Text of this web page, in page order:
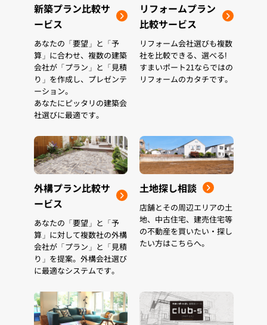
新築プラン比較サ
ービス
あなたの「要望」と「予
算」に合わせ、複数の建築
会社が「プラン」と「見積
り」を作成し、プレゼンテ
ーション。
あなたにピッタリの建築会
社選びに最適です。
リフォームプラン
比較サービス
リフォーム会社選びも複数
社を比較できる、選べる!
すまいポート21ならではの
リフォームのカタチです。
外構プラン比較サ
ービス
あなたの「要望」と「予
算」に対して複数社の外構
会社が「プラン」と「見積
り」を提案。外構会社選び
に最適なシステムです。
土地探し相談
店舗とその周辺エリアの土
地、中古住宅、建売住宅等
の不動産を買いたい・探し
たい方はこちらへ。